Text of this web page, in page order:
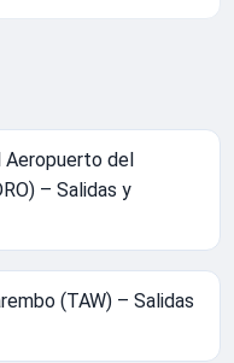
del
– Salidas y
(TAW) – Salidas